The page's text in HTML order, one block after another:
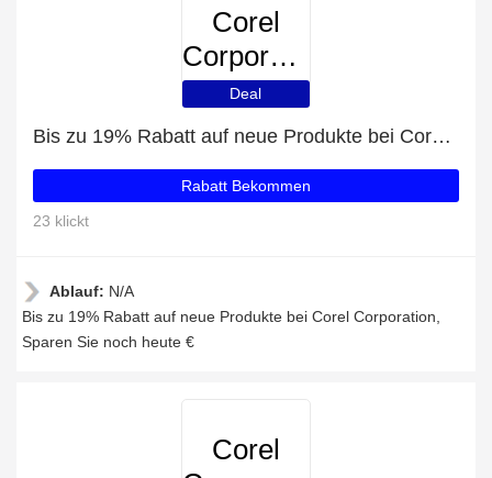
Corel
Corporation
Deal
Bis zu 19% Rabatt auf neue Produkte bei Corel Corporation
Rabatt Bekommen
23 klickt
Ablauf: N/A
Bis zu 19% Rabatt auf neue Produkte bei Corel Corporation,
Sparen Sie noch heute €
Corel